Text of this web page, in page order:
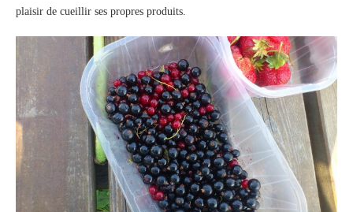
plaisir de cueillir ses propres produits.